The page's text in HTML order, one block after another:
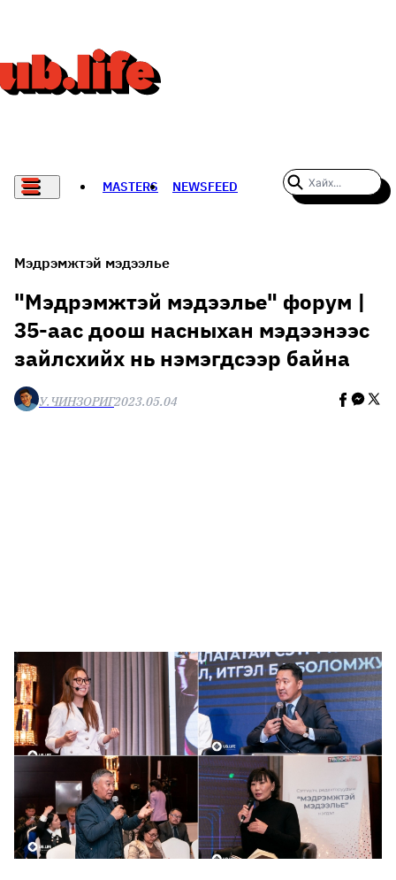
MASTERS NEWSFEED
THE NEW YORK TIMES
НАДАД НЭГ САНАЛ БАЙНА
Мэдрэмжтэй мэдээлье
"Мэдрэмжтэй мэдээлье" форум |
35-аас доош насныхан мэдээнээс
зайлсхийх нь нэмэгдсээр байна
У.ЧИНЗОРИГ2023.05.04